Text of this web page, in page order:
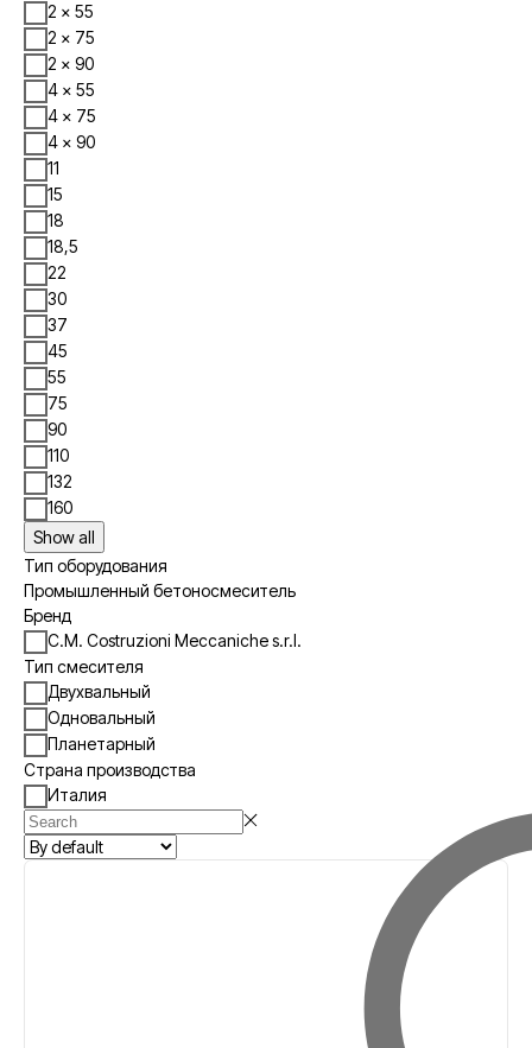
2 × 55
2 × 75
2 × 90
4 × 55
4 × 75
4 × 90
11
15
18
18,5
22
30
37
45
55
75
90
110
132
160
Show all
Тип оборудования
Промышленный бетоносмеситель
Бренд
C.M. Costruzioni Meccaniche s.r.l.
Тип смесителя
Двухвальный
Одновальный
Планетарный
Страна производства
Италия